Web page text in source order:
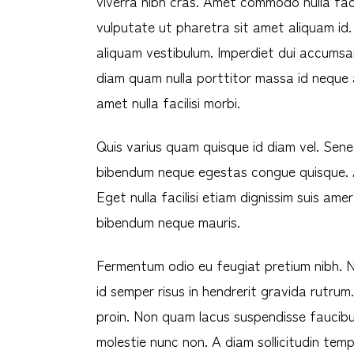
vulputate ut pharetra sit amet aliquam
aliquam vestibulum. Imperdiet dui
diam quam nulla porttitor massa id
amet nulla facilisi morbi.
Quis varius quam quisque id diam vel.
bibendum neque egestas congue
Eget nulla facilisi etiam dignissim suis
bibendum neque mauris.
Fermentum odio eu feugiat pretium nibh.
id semper risus in hendrerit gravida
proin. Non quam lacus suspendisse
molestie nunc non. A diam sollicitudin